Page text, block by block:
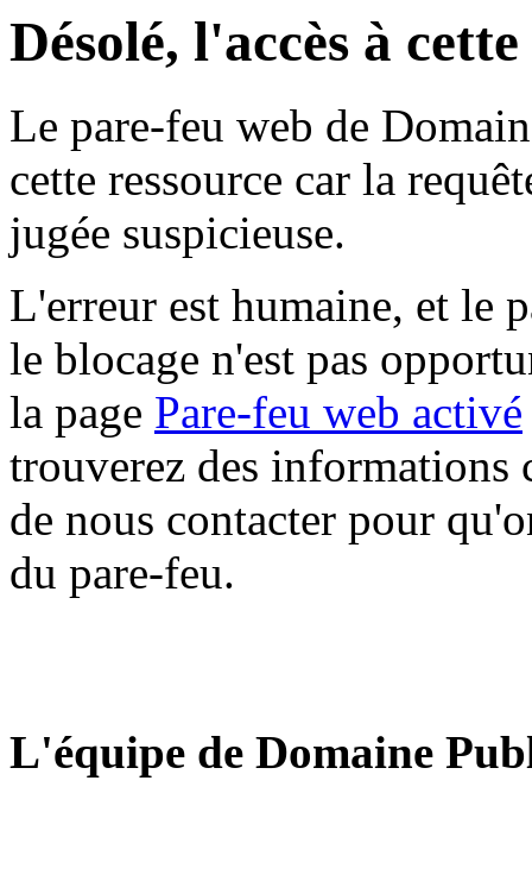
Désolé, l'accès à
Le pare-feu web de
cette ressource car la
jugée suspicieuse.
L'erreur est humaine, et le
le blocage n'est pas
la page Pare-feu web activé
trouverez des informations
de nous contacter pour
du pare-feu.
L'équipe de Domaine